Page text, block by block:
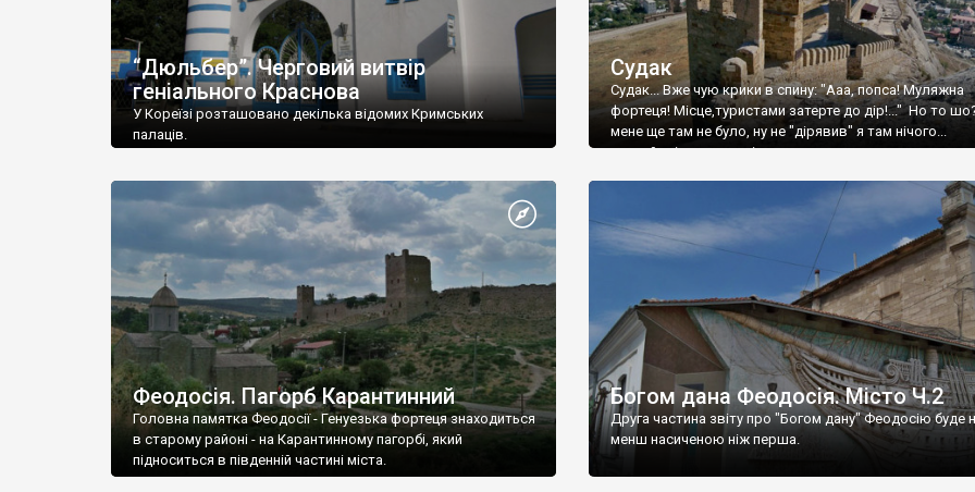
“Дюльбер”. Черговий витвір
геніального Краснова
У Кореїзі розташовано декілька відомих Кримських
палаців.
Судак
Судак... Вже чую крики в спину: "Ааа, попса! Муляжна
фортеця! Місце,туристами затерте до дір!..." Но то
мене ще там не було, ну не "дірявив" я там нічого...
принаймні до цього літа.
Феодосія. Пагорб Карантинний
Головна памятка Феодосії - Генуезька фортеця знаходиться
в старому районі - на Карантинному пагорбі, який
підноситься в південній частині міста.
Богом дана Феодосія. Місто Ч.2
Друга частина звіту про "Богом дану" Феодосію буде
менш насиченою ніж перша.